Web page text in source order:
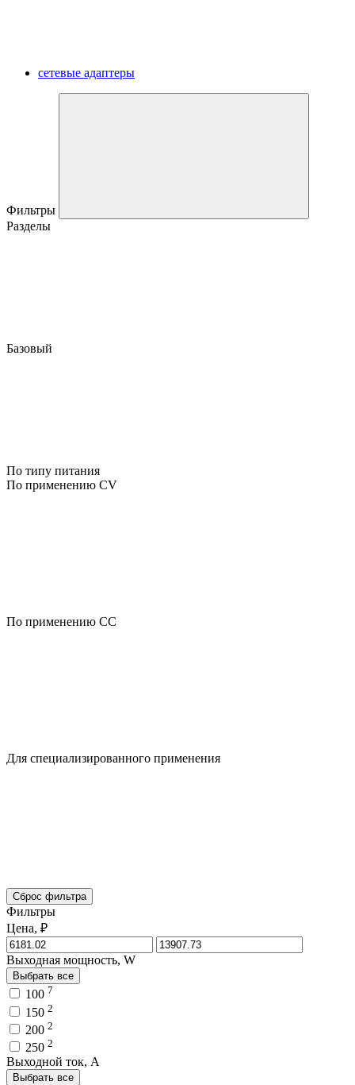
сетевые адаптеры
Фильтры
Разделы
Базовый
По типу питания
По применению CV
По применению CC
Для специализированного применения
Сброс фильтра
Фильтры
Цена, ₽
Выходная мощность, W
Выбрать все
100 7
150 2
200 2
250 2
Выходной ток, A
Выбрать все